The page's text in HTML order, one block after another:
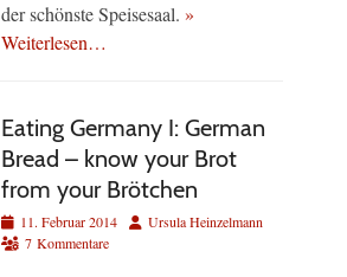
der schönste Speisesaal. »
Weiterlesen…
Eating Germany I: German
Bread – know your Brot
from your Brötchen
Veröffentlicht
am
11. Februar 2014 AutorUrsula Heinzelmann
7 Kommentare